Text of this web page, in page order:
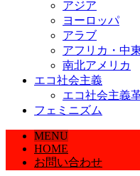
アジア
ヨーロッパ
アラブ
アフリカ・中
南北アメリカ
エコ社会主義
エコ社会主義
フェミニズム
MENU
HOME
お問い合わせ